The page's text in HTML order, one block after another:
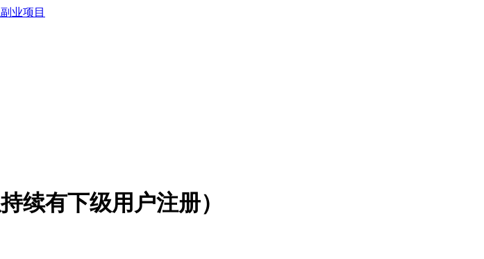
续有下级用户注册）